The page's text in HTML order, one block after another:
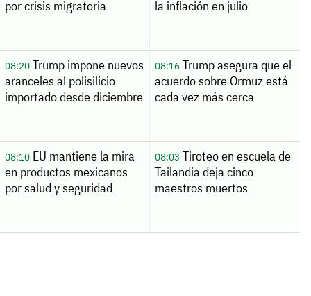
por crisis migratoria
la inflación en julio
08:20Trump impone nuevos
aranceles al polisilicio
importado desde diciembre
08:16Trump asegura que el
acuerdo sobre Ormuz está
cada vez más cerca
08:10EU mantiene la mira
en productos mexicanos
por salud y seguridad
08:03 Tiroteo en escuela de
Tailandia deja cinco
maestros muertos